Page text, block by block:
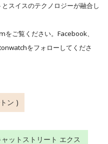
スイスのテクノロジーが融合し
ご覧ください。Facebook、
をフォローしてくださ
ン )
ットストリート エクス